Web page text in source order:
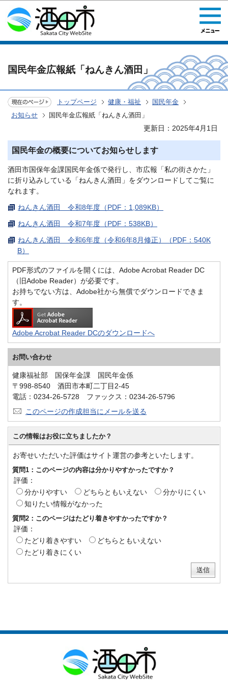
このページの本文へ移動
国民年金広報紙「ねんきん酒田」
トップページ 健康・福祉
国民年金
お知らせ
国民年金広報紙「ねんきん酒田」
更新日：2025年4月1日
国民年金の概要についてお知らせします
酒田市国保年金課国民年金係で発行し、市広報「私の街さかた」
に折り込みしている「ねんきん酒田」をダウンロードしてご覧に
なれます。
ねんきん酒田 令和8年度（PDF：1,089KB）
ねんきん酒田 令和7年度（PDF：538KB）
ねんきん酒田 令和6年度（令和6年8月修正）（PDF：540K
B）
PDF形式のファイルを開くには、Adobe Acrobat Reader DC
（旧Adobe Reader）が必要です。
お持ちでない方は、Adobe社から無償でダウンロードできま
す。
Adobe Acrobat Reader DCのダウンロードへ
お問い合わせ
健康福祉部 国保年金課 国民年金係
〒998-8540 酒田市本町二丁目2-45
電話：0234-26-5728 ファックス：0234-26-5796
このページの作成担当にメールを送る
この情報はお役に立ちましたか？
お寄せいただいた評価はサイト運営の参考といたします。
質問1：このページの内容は分かりやすかったですか？
評価：
分かりやすい
どちらともいえない
分かりにくい
知りたい情報がなかった
質問2：このページはたどり着きやすかったですか？
評価：
たどり着きやすい
どちらともいえない
たどり着きにくい